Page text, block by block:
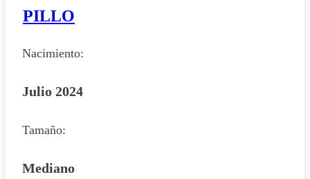
PILLO
Nacimiento:
Julio 2024
Tamaño:
Mediano